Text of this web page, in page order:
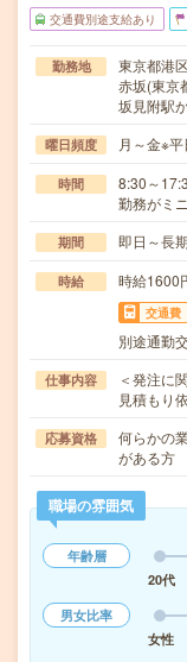
交通費別途支給あり
勤務地
東京都港
赤坂(東京
坂見附駅
曜日頻度 月～金※
時間
8:30～
勤務がミ
期間 即日～長
時給 時給1600
交通費
別途通勤
仕事内容
＜発注に
見積もり
応募資格
何らかの
がある方
職場の雰囲気
年齢層
20代
男女比率
女性